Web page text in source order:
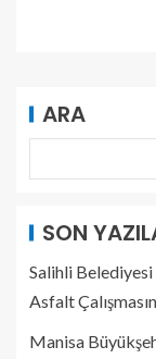
ARA
SON
Salihli Belediyesi
Asfalt
Manisa